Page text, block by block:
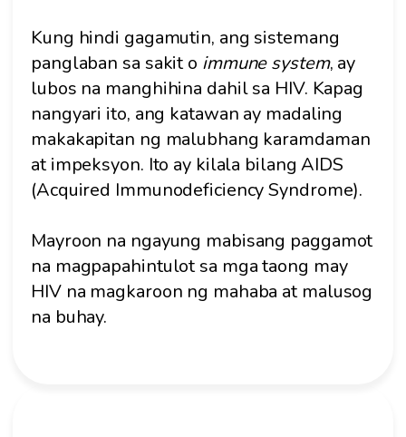
Kung hindi gagamutin, ang sistemang
panglaban sa sakit o immune system, ay
lubos na manghihina dahil sa HIV. Kapag
nangyari ito, ang katawan ay madaling
makakapitan ng malubhang karamdaman
at impeksyon. Ito ay kilala bilang AIDS
(Acquired Immunodeficiency Syndrome).
Mayroon na ngayung mabisang paggamot
na magpapahintulot sa mga taong may
HIV na magkaroon ng mahaba at malusog
na buhay.